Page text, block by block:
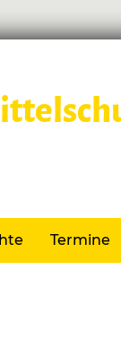
Termine